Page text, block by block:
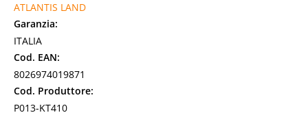
ATLANTIS LAND
Garanzia:
ITALIA
Cod. EAN:
8026974019871
Cod. Produttore:
P013-KT410